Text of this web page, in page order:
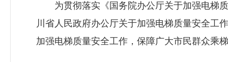
为贯彻落实《国务院办公厅关于加强电梯质
川省人民政府办公厅关于加强电梯质量安全工
加强电梯质量安全工作，保障广大市民群众乘